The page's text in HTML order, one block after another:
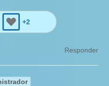
+2
Responder